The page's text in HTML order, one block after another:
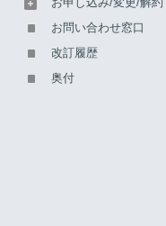
お問い合わせ窓口
改訂履歴
奥付